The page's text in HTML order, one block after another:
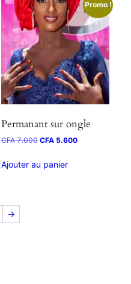
Promo !
Permanant sur ongle
CFA7.000 CFA5.600
Ajouter au panier
→